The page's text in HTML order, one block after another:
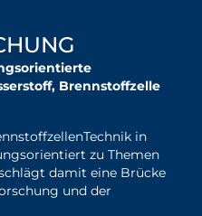
Brennstoffzelle
in
zu Themen
damit eine Brücke
und der